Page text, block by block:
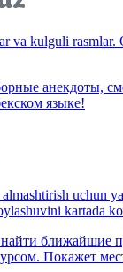
va kulguli rasmlar.
анекдоты,
языке!
uchun
kartada
ближайшие
Покажет